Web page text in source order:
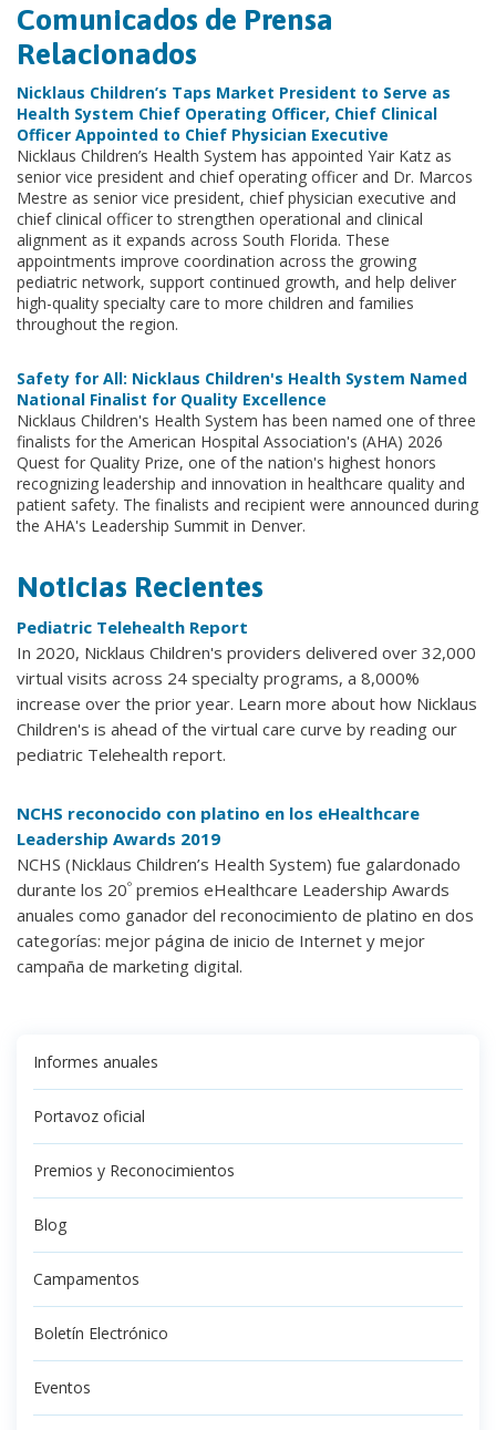
Comunicados de Prensa
Relacionados
Nicklaus Children’s Taps Market President to Serve as
Health System Chief Operating Officer, Chief Clinical
Officer Appointed to Chief Physician Executive
Nicklaus Children’s Health System has appointed Yair Katz as
senior vice president and chief operating officer and Dr. Marcos
Mestre as senior vice president, chief physician executive and
chief clinical officer to strengthen operational and clinical
alignment as it expands across South Florida. These
appointments improve coordination across the growing
pediatric network, support continued growth, and help deliver
high-quality specialty care to more children and families
throughout the region.
Safety for All: Nicklaus Children's Health System Named
National Finalist for Quality Excellence
Nicklaus Children's Health System has been named one of three
finalists for the American Hospital Association's (AHA) 2026
Quest for Quality Prize, one of the nation's highest honors
recognizing leadership and innovation in healthcare quality and
patient safety. The finalists and recipient were announced during
the AHA's Leadership Summit in Denver.
Noticias Recientes
Pediatric Telehealth Report
In 2020, Nicklaus Children's providers delivered over 32,000
virtual visits across 24 specialty programs, a 8,000%
increase over the prior year. Learn more about how Nicklaus
Children's is ahead of the virtual care curve by reading our
pediatric Telehealth report.
NCHS reconocido con platino en los eHealthcare
Leadership Awards 2019
NCHS (Nicklaus Children’s Health System) fue galardonado
durante los 20º premios eHealthcare Leadership Awards
anuales como ganador del reconocimiento de platino en dos
categorías: mejor página de inicio de Internet y mejor
campaña de marketing digital.
Informes anuales
Portavoz oficial
Premios y Reconocimientos
Blog
Campamentos
Boletín Electrónico
Eventos